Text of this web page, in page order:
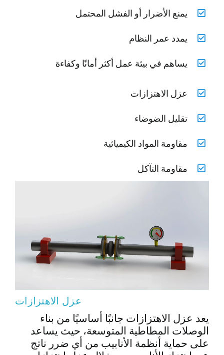
يمنع الأضرار أو الفشل المحتمل
يمدد عمر النظام
يساهم في بيئة عمل أكثر أمانًا وكفاءة
عزل الاهتزازات
تقليل الضوضاء
مقاومة المواد الكيميائية
مقاومة التآكل
عزل الاهتزازات
يعد عزل الاهتزازات جانبًا أساسيًا من بناء
الوصلات المطاطية المتوسعة، حيث يساعد
على حماية أنظمة الأنابيب من أي ضرر ناتج